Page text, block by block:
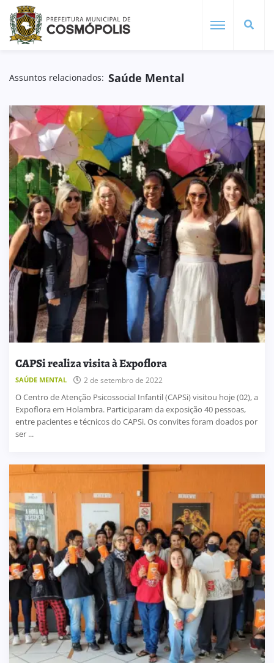
Assuntos relacionados: Saúde Mental
CAPSi realiza visita à Expoflora
SAÚDE MENTAL 2 de setembro de 2022
O Centro de Atenção Psicossocial Infantil (CAPSi) visitou hoje (02), a
Expoflora em Holambra. Participaram da exposição 40 pessoas,
entre pacientes e técnicos do CAPSi. Os convites foram doados por
ser ...